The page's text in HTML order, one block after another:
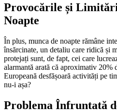
Provocările și
Noapte
În plus, munca de noapte rămâne
însărcinate, un detaliu care ridică și
protejați sunt, de fapt, cei care
alarmantă arată că aproximativ 20%
Europeană desfășoară activități pe
nu-i așa?
Problema Înfruntată